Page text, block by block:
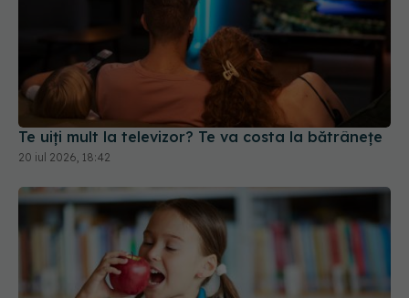
Te uiți mult la televizor? Te va costa la bătrânețe
20 iul 2026, 18:42